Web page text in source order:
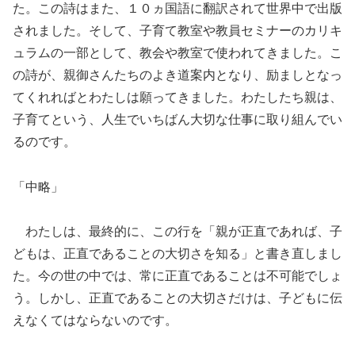
た。この詩はまた、１０ヵ国語に翻訳されて世界中で出版
されました。そして、子育て教室や教員セミナーのカリキ
ュラムの一部として、教会や教室で使われてきました。こ
の詩が、親御さんたちのよき道案内となり、励ましとなっ
てくれればとわたしは願ってきました。わたしたち親は、
子育てという、人生でいちばん大切な仕事に取り組んでい
るのです。
「中略」
わたしは、最終的に、この行を「親が正直であれば、子
どもは、正直であることの大切さを知る」と書き直しまし
た。今の世の中では、常に正直であることは不可能でしょ
う。しかし、正直であることの大切さだけは、子どもに伝
えなくてはならないのです。